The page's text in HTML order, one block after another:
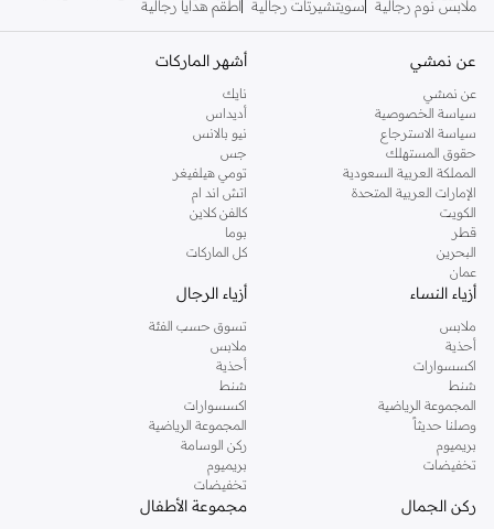
ملابس نوم رجالية
سويتشيرتات رجالية أطقم هدايا رجالية
عن نمشي
عن نمشي
سياسة الخصوصية
سياسة الاسترجاع
حقوق المستهلك
المملكة العربية السعودية
الإمارات العربية المتحدة
الكويت
قطر
البحرين
عمان
أشهر الماركات
نايك
أديداس
نيو بالانس
جس
تومي هيلفيغر
اتش اند ام
كالفن كلاين
بوما
كل الماركات
أزياء النساء
ملابس
أحذية
اكسسوارات
شنط
المجموعة الرياضية
وصلنا حديثاً
بريميوم
تخفيضات
أزياء الرجال
تسوق حسب الفئة
ملابس
أحذية
شنط
اكسسوارات
المجموعة الرياضية
ركن الوسامة
بريميوم
تخفيضات
ركن الجمال مجموعة الأطفال